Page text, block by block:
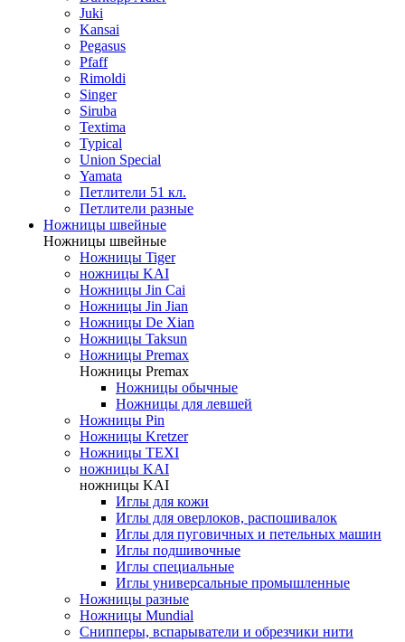
Juki
Kansai
Pegasus
Pfaff
Rimoldi
Singer
Siruba
Textima
Typical
Union Special
Yamata
Петлители 51 кл.
Петлители разные
Ножницы швейные
Ножницы швейные
Ножницы Tiger
ножницы KAI
Ножницы Jin Cai
Ножницы Jin Jian
Ножницы De Xian
Ножницы Taksun
Ножницы Premax
Ножницы Premax
Ножницы обычные
Ножницы для левшей
Ножницы Pin
Ножницы Kretzer
Ножницы TEXI
ножницы KAI
ножницы KAI
Иглы для кожи
Иглы для оверлоков, распошивалок
Иглы для пуговичных и петельных машин
Иглы подшивочные
Иглы специальные
Иглы универсальные промышленные
Ножницы разные
Ножницы Mundial
Снипперы, вспарыватели и обрезчики нити